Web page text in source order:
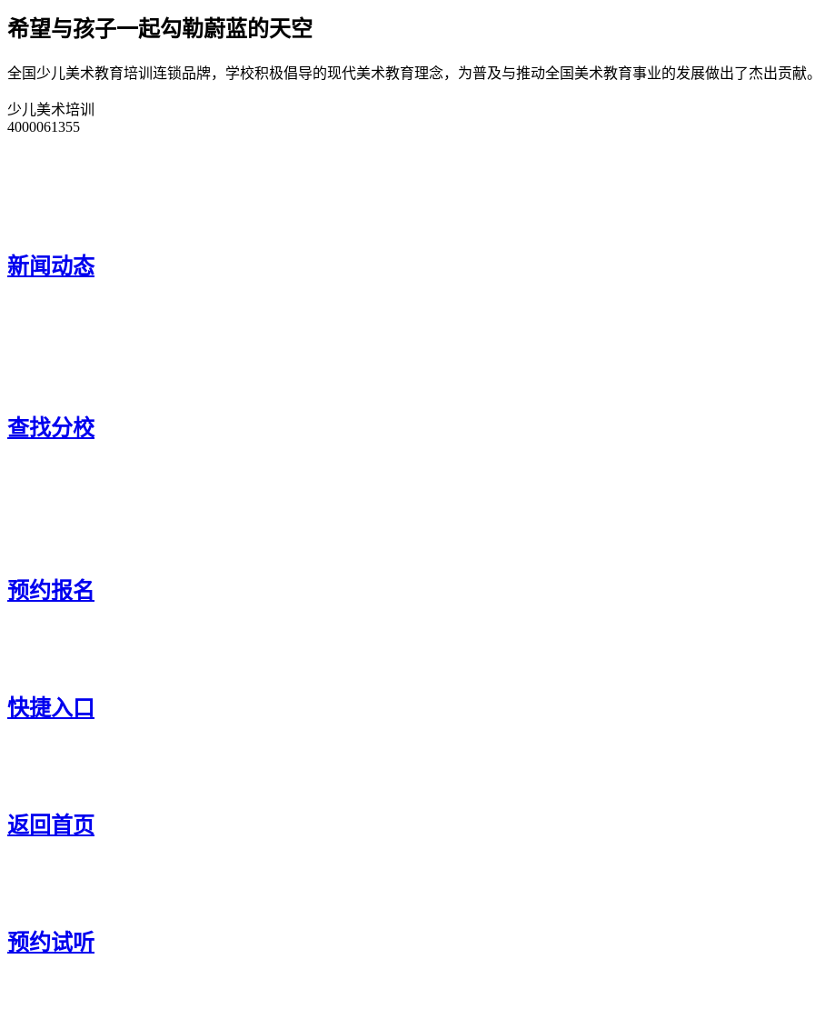
希望与孩子一起勾勒蔚蓝的天空
全国少儿美术教育培训连锁品牌，学校积极倡导的现代美术教育理念，为普及与推动全国美术教育事业的发展做出了杰出贡献。
少儿美术培训
4000061355
新闻动态
查找分校
预约报名
快捷入口
返回首页
预约试听